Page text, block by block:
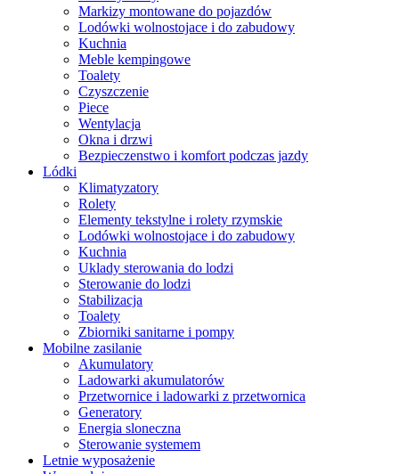
Markizy montowane do pojazdów
Lodówki wolnostojace i do zabudowy
Kuchnia
Meble kempingowe
Toalety
Czyszczenie
Piece
Wentylacja
Okna i drzwi
Bezpieczenstwo i komfort podczas jazdy
Lódki
Klimatyzatory
Rolety
Elementy tekstylne i rolety rzymskie
Lodówki wolnostojace i do zabudowy
Kuchnia
Uklady sterowania do lodzi
Sterowanie do lodzi
Stabilizacja
Toalety
Zbiorniki sanitarne i pompy
Mobilne zasilanie
Akumulatory
Ladowarki akumulatorów
Przetwornice i ladowarki z przetwornica
Generatory
Energia sloneczna
Sterowanie systemem
Letnie wyposażenie